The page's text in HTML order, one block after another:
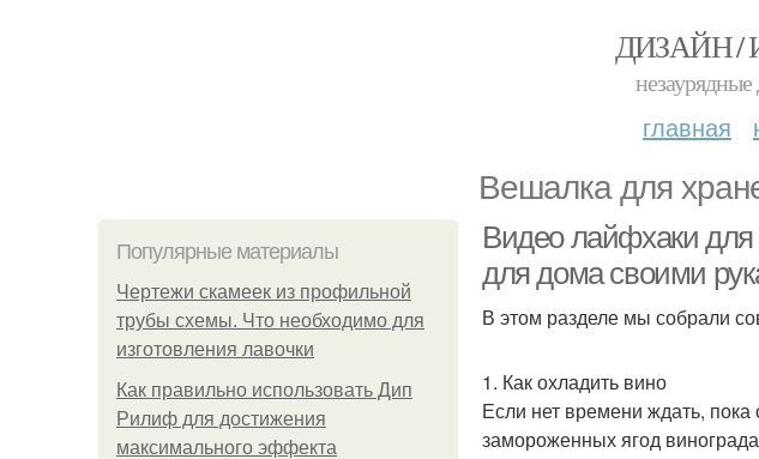
ДИЗАЙН /
главная
Вешалка для
Популярные материалы
Чертежи скамеек из профильной
трубы схемы. Что необходимо для
изготовления лавочки
Как правильно использовать Дип
Рилиф для достижения
максимального эффекта
Видео лайфхаки
для дома своими
В этом разделе мы собрали
1. Как охладить вино
Если нет времени ждать, пока
замороженных ягод